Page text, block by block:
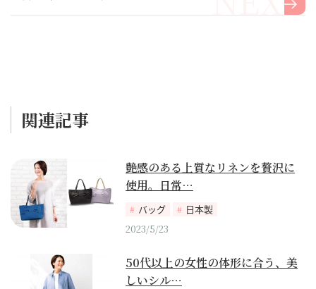
関連記事
艶感のある上質なリネンを贅沢に
使用。日常…
バッグ
日本製
2023/5/23
50代以上の女性の体形に合う、美
しいシル…